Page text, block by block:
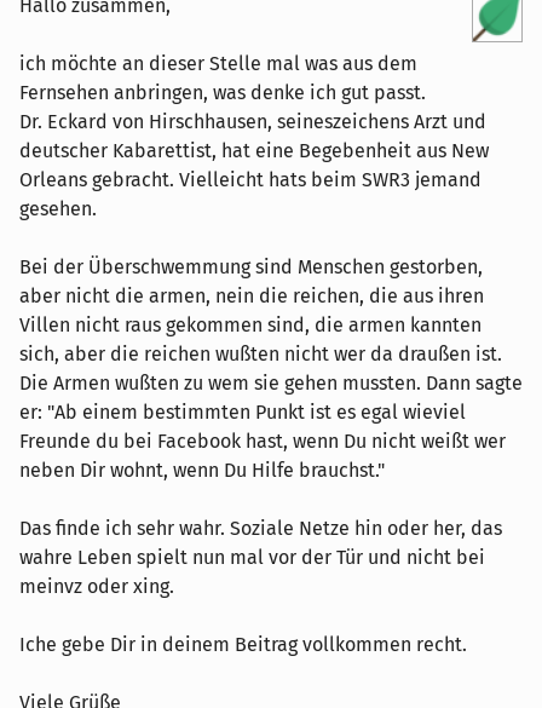
Hallo zusammen,
ich möchte an dieser Stelle mal was aus dem
Fernsehen anbringen, was denke ich gut passt.
Dr. Eckard von Hirschhausen, seineszeichens Arzt und
deutscher Kabarettist, hat eine Begebenheit aus New
Orleans gebracht. Vielleicht hats beim SWR3 jemand
gesehen.
Bei der Überschwemmung sind Menschen gestorben,
aber nicht die armen, nein die reichen, die aus ihren
Villen nicht raus gekommen sind, die armen kannten
sich, aber die reichen wußten nicht wer da draußen ist.
Die Armen wußten zu wem sie gehen mussten. Dann sagte
er: "Ab einem bestimmten Punkt ist es egal wieviel
Freunde du bei Facebook hast, wenn Du nicht weißt wer
neben Dir wohnt, wenn Du Hilfe brauchst."
Das finde ich sehr wahr. Soziale Netze hin oder her, das
wahre Leben spielt nun mal vor der Tür und nicht bei
meinvz oder xing.
Iche gebe Dir in deinem Beitrag vollkommen recht.
Viele Grüße